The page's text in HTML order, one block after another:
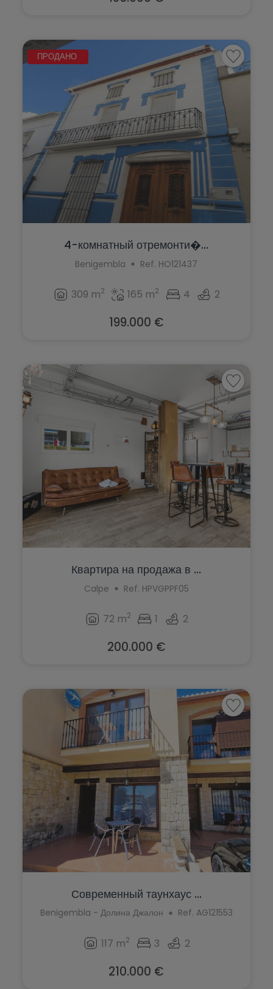
ПРОДАНО
4-комнатный отремонти�...
Benigembla Ref. HO121437
309 m2 165 m2 4 2
199.000 €
Квартира на продажа в ...
Calpe Ref. HPVGPPF05
72 m2 1 2
200.000 €
Современный таунхаус ...
Benigembla - Долина Джалон Ref. AG121553
117 m2 3 2
210.000 €